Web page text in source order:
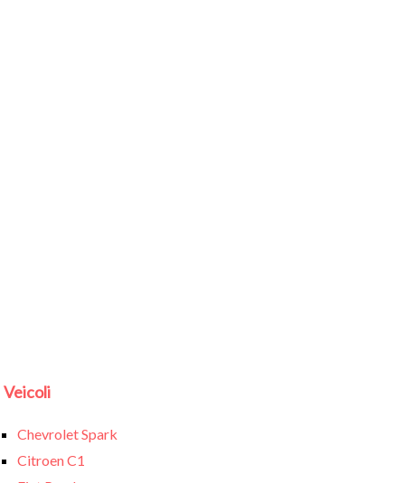
Veicoli
Chevrolet Spark
Citroen C1